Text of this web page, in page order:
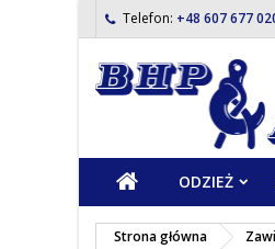
Telefon: +48 607 677
ODZIEŻ
Strona główna